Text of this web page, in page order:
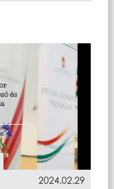
2024.02.29